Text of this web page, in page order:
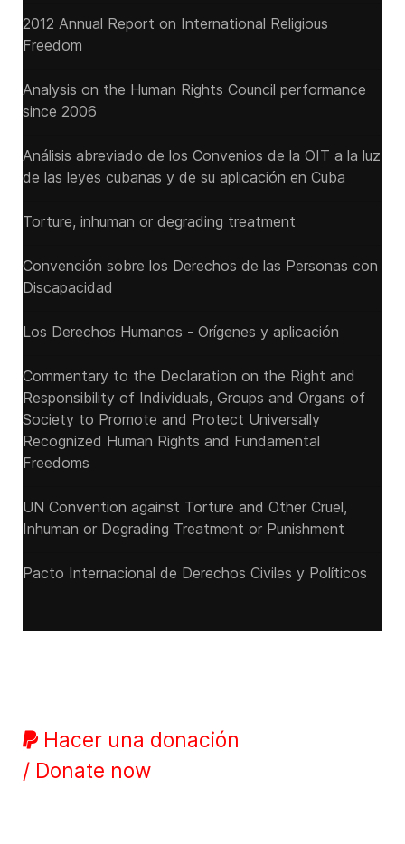
2012 Annual Report on International Religious
Freedom
Analysis on the Human Rights Council performance
since 2006
Análisis abreviado de los Convenios de la OIT a la luz
de las leyes cubanas y de su aplicación en Cuba
Torture, inhuman or degrading treatment
Convención sobre los Derechos de las Personas con
Discapacidad
Los Derechos Humanos - Orígenes y aplicación
Commentary to the Declaration on the Right and
Responsibility of Individuals, Groups and Organs of
Society to Promote and Protect Universally
Recognized Human Rights and Fundamental
Freedoms
UN Convention against Torture and Other Cruel,
Inhuman or Degrading Treatment or Punishment
Pacto Internacional de Derechos Civiles y Políticos
Hacer una donación
/ Donate now